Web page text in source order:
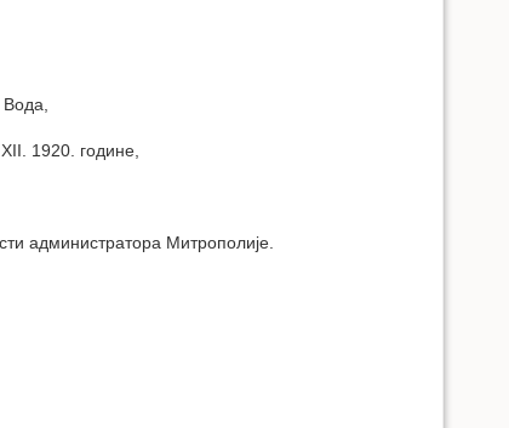
1920. године,
администратора Митрополије.